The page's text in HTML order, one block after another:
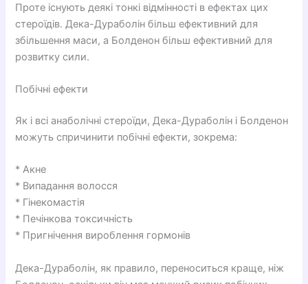
Проте існують деякі тонкі відмінності в ефектах цих
стероїдів. Дека-Дураболін більш ефективний для
збільшення маси, а Болденон більш ефективний для
розвитку сили.
Побічні ефекти
Як і всі анаболічні стероїди, Дека-Дураболін і Болденон
можуть спричинити побічні ефекти, зокрема:
* Акне
* Випадання волосся
* Гінекомастія
* Печінкова токсичність
* Пригнічення вироблення гормонів
Дека-Дураболін, як правило, переноситься краще, ніж